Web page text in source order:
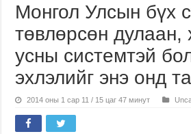
Монгол Улсын бүх
төвлөрсөн дулаан,
усны системтэй
эхлэлийг энэ онд
2014 оны 1 сар 11 / 15 цаг 47 минут